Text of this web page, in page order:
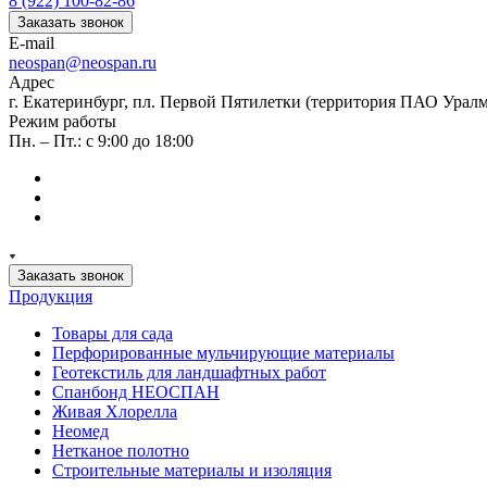
Заказать звонок
E-mail
neospan@neospan.ru
Адрес
г. Екатеринбург, пл. Первой Пятилетки (территория ПАО
Режим работы
Пн. – Пт.: с 9:00 до 18:00
Заказать звонок
Продукция
Товары для сада
Перфорированные мульчирующие материалы
Геотекстиль для ландшафтных работ
Спанбонд НЕОСПАН
Живая Хлорелла
Нeомед
Нетканое полотно
Строительные материалы и изоляция